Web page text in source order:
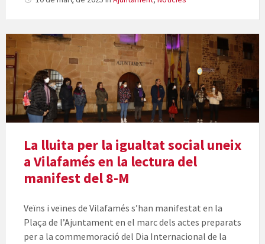
La lluita per la igualtat social uneix
a Vilafamés en la lectura del
manifest del 8-M
Veïns i veïnes de Vilafamés s’han manifestat en la
Plaça de l’Ajuntament en el marc dels actes preparats
per a la commemoració del Dia Internacional de la